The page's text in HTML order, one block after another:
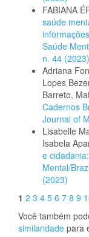
FABIANA
saúde
Saúde
n. 44 (2023)
Adriana
Lopes
Barreto,
Cadernos
Journal of
Lisabelle
Isabela
e cidadania:
Mental/
(2023)
1 2 3 4 5 6 7 8 9
Você também
similaridade para